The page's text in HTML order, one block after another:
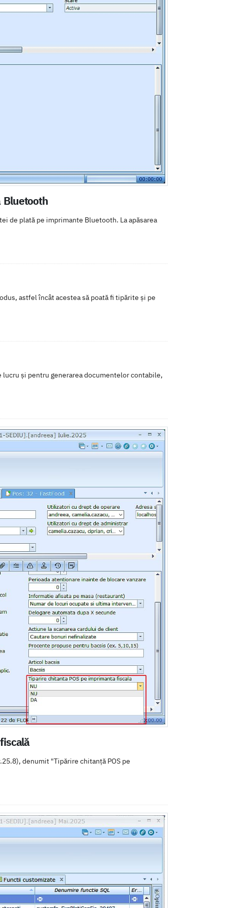
Bluetooth
de plată pe imprimante Bluetooth. La apăsarea
astfel încât acestea să poată fi tipărite și pe
și pentru generarea documentelor contabile,
denumit "Tipărire chitanță POS pe